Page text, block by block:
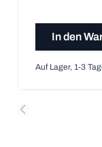
In den
Auf Lager, 1-3